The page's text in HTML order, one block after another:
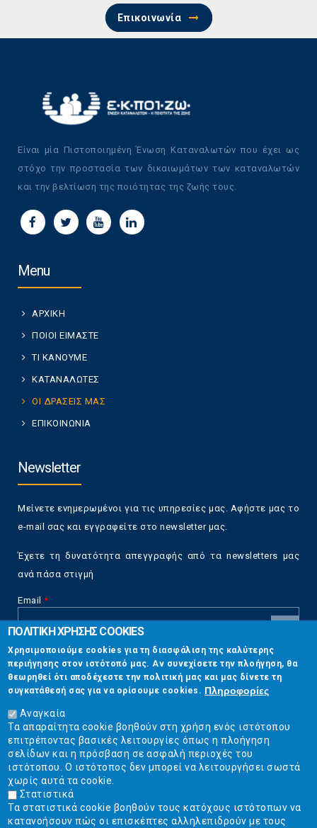
Επικοινωνία
Είναι μία Πιστοποιημένη Ένωση Καταναλωτών που έχει ως
στόχο την προστασία των δικαιωμάτων των καταναλωτών
και την βελτίωση της ποιότητας της ζωής τους.
Menu
ΑΡΧΙΚΗ
ΠΟΙΟΙ ΕΙΜΑΣΤΕ
ΤΙ ΚΑΝΟΥΜΕ
ΚΑΤΑΝΑΛΩΤΕΣ
ΟΙ ΔΡΑΣΕΙΣ ΜΑΣ
ΕΠΙΚΟΙΝΩΝΙΑ
Newsletter
Μείνετε ενημερωμένοι για τις υπηρεσίες μας. Αφήστε μας το
e-mail σας και εγγραφείτε στο newsletter μας.
Έχετε τη δυνατότητα απεγγραφής από τα newsletters μας
ανά πάσα στιγμή
Email *
CAPTCHA
This
question is
for testing
whether or
not you are a
human visitor
and to
prevent
automated
spam
submissions.
5+2
Επικοινωνία
Στουρνάρη 17, Αθήνα 10683
2103304444
info@ekpizo.gr
www.ekpizo.gr
Δευ - Πεμ:10:00 πμ - 2:00 μμ
ΠΟΛΙΤΙΚΗ ΧΡΗΣΗΣ COOKIES
Χρησιμοποιούμε cookies για τη διασφάλιση της καλύτερης
περιήγησης στον ιστότοπό μας. Αν συνεχίσετε την πλοήγηση, θα
θεωρηθεί ότι αποδέχεστε την πολιτική μας και μας δίνετε τη
συγκατάθεσή σας για να ορίσουμε cookies. Πληροφορίες
Αναγκαία
Τα απαραίτητα cookie βοηθούν στη χρήση ενός ιστότοπου
επιτρέποντας βασικές λειτουργίες όπως η πλοήγηση
σελίδων και η πρόσβαση σε ασφαλή περιοχές του
ιστότοπου. Ο ιστότοπος δεν μπορεί να λειτουργήσει σωστά
χωρίς αυτά τα cookie.
Στατιστικά
Τα στατιστικά cookie βοηθούν τους κατόχους ιστότοπων να
κατανοήσουν πώς οι επισκέπτες αλληλεπιδρούν με τους